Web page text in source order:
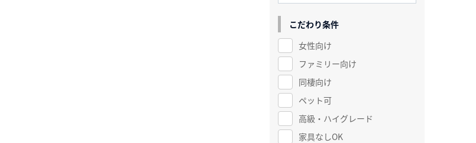
こだわり条件
女性向け
ファミリー向け
同棲向け
ペット可
高級・ハイグレード
家具なしOK